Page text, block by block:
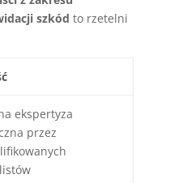
szkód to rzetelni
ekspertyza
przez